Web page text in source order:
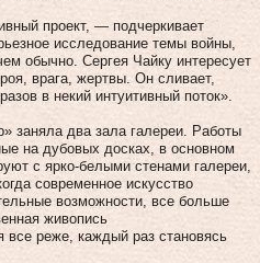
проект, — подчеркивает
исследование темы войны,
обычно. Сергея Чайку интересует
врага, жертвы. Он сливает,
в некий интуитивный поток».
заняла два зала галереи. Работы
на дубовых досках, в основном
с ярко-белыми стенами галереи,
современное искусство
возможности, все больше
живопись
все реже, каждый раз становясь